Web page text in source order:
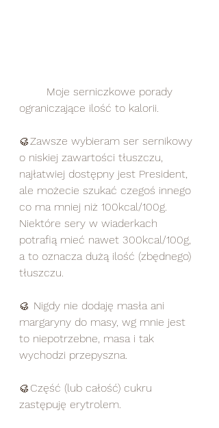
ograniczające ilość to kalorii.
🥮Zawsze wybieram ser sernikowy
o niskiej zawartości tłuszczu,
najłatwiej dostępny jest President,
ale możecie szukać czegoś innego
co ma mniej niż 100kcal/100g.
Niektóre sery w wiaderkach
potrafią mieć nawet 300kcal/100g,
a to oznacza dużą ilość (zbędnego)
tłuszczu.
🥮 Nigdy nie dodaję masła ani
margaryny do masy, wg mnie jest
to niepotrzebne, masa i tak
wychodzi przepyszna.
🥮Część (lub całość) cukru
zastępuję erytrolem.